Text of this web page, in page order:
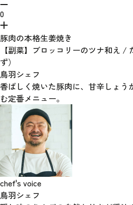
0
豚肉の本格生姜焼き
【副菜】ブロッコリーのツナ和え /
ず）
鳥羽シェフ
香ばしく焼いた豚肉に、甘辛しょう
む定番メニュー。
chef's voice
鳥羽シェフ